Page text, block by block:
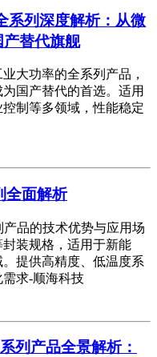
系列深度解析：从微
替代旗舰
大功率的全系列产品，
国产替代的首选。适用
制等多领域，性能稳定
全面解析
品的技术优势与应用场
封装规格，适用于新能
提供高精度、低温度系
求-顺海科技
列产品全景解析：